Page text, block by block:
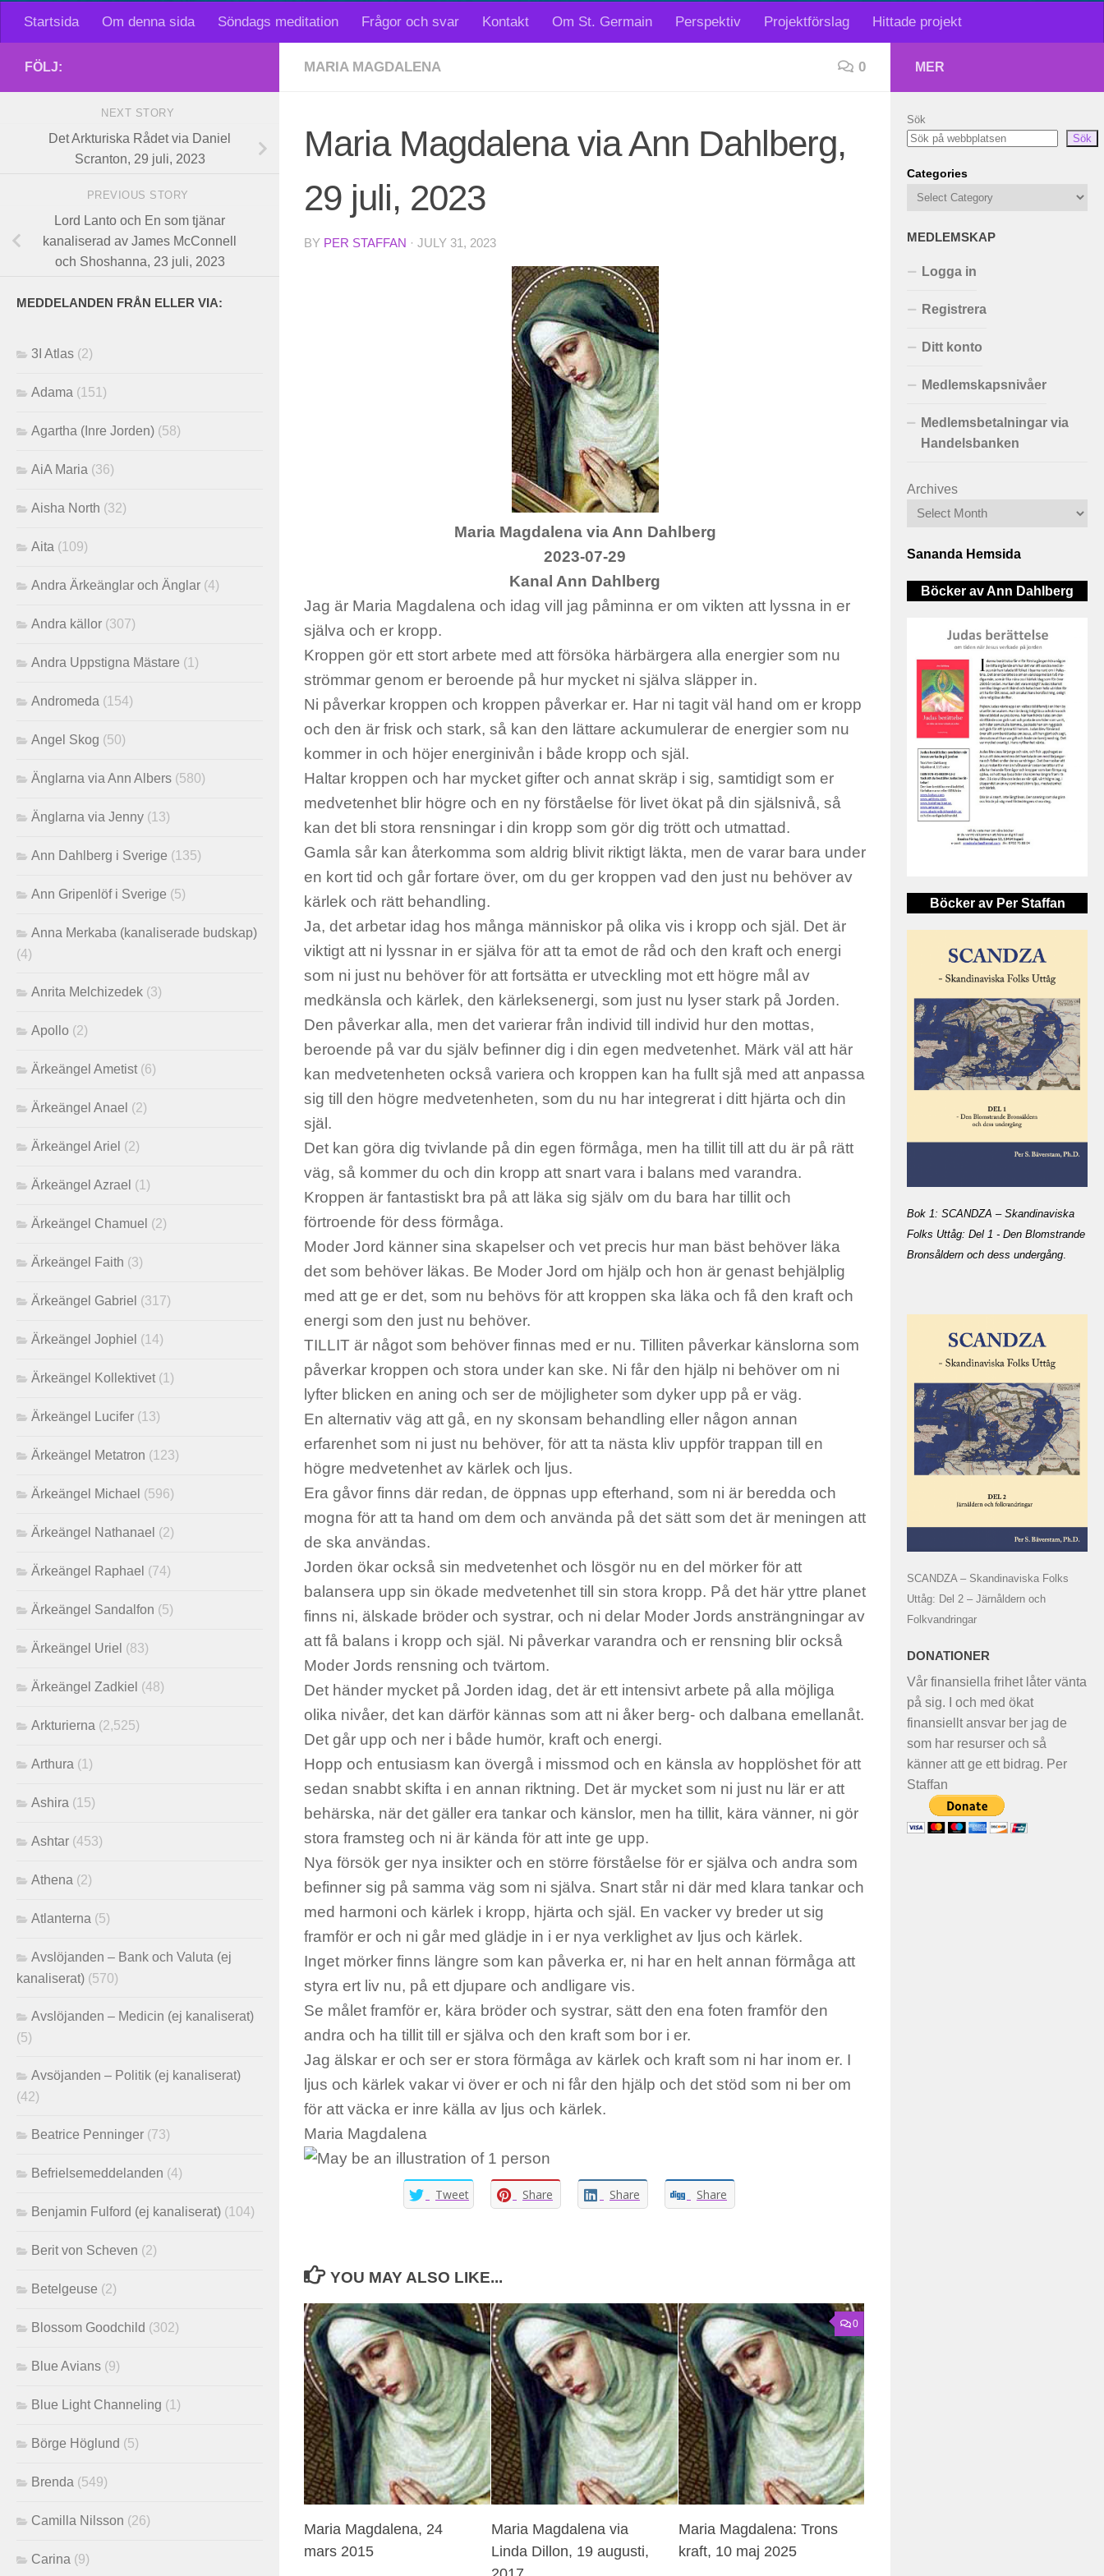
Startsida Om denna sida Söndags meditation Frågor och svar Kontakt Om St. Germain Perspektiv Projektförslag Hittade projekt
MARIA MAGDALENA 0
Maria Magdalena via Ann Dahlberg,
29 juli, 2023
BY PER STAFFAN · JULY 31, 2023
Maria Magdalena via Ann Dahlberg
2023-07-29
Kanal Ann Dahlberg
Jag är Maria Magdalena och idag vill jag påminna er om vikten att lyssna in er
själva och er kropp.
Kroppen gör ett stort arbete med att försöka härbärgera alla energier som nu
strömmar genom er beroende på hur mycket ni själva släpper in.
Ni påverkar kroppen och kroppen påverkar er. Har ni tagit väl hand om er kropp
och den är frisk och stark, så kan den lättare ackumulerar de energier som nu
kommer in och höjer energinivån i både kropp och själ.
Haltar kroppen och har mycket gifter och annat skräp i sig, samtidigt som er
medvetenhet blir högre och en ny förståelse för livet ökat på din själsnivå, så
kan det bli stora rensningar i din kropp som gör dig trött och utmattad.
Gamla sår kan återkomma som aldrig blivit riktigt läkta, men de varar bara under
en kort tid och går fortare över, om du ger kroppen vad den just nu behöver av
kärlek och rätt behandling.
Ja, det arbetar idag hos många människor på olika vis i kropp och själ. Det är
viktigt att ni lyssnar in er själva för att ta emot de råd och den kraft och energi
som ni just nu behöver för att fortsätta er utveckling mot ett högre mål av
medkänsla och kärlek, den kärleksenergi, som just nu lyser stark på Jorden.
Den påverkar alla, men det varierar från individ till individ hur den mottas,
beroende på var du själv befinner dig i din egen medvetenhet. Märk väl att här
kan medvetenheten också variera och kroppen kan ha fullt sjå med att anpassa
sig till den högre medvetenheten, som du nu har integrerat i ditt hjärta och din
själ.
Det kan göra dig tvivlande på din egen förmåga, men ha tillit till att du är på rätt
väg, så kommer du och din kropp att snart vara i balans med varandra.
Kroppen är fantastiskt bra på att läka sig själv om du bara har tillit och
förtroende för dess förmåga.
Moder Jord känner sina skapelser och vet precis hur man bäst behöver läka
det som behöver läkas. Be Moder Jord om hjälp och hon är genast behjälplig
med att ge er det, som nu behövs för att kroppen ska läka och få den kraft och
energi som den just nu behöver.
TILLIT är något som behöver finnas med er nu. Tilliten påverkar känslorna som
påverkar kroppen och stora under kan ske. Ni får den hjälp ni behöver om ni
lyfter blicken en aning och ser de möjligheter som dyker upp på er väg.
En alternativ väg att gå, en ny skonsam behandling eller någon annan
erfarenhet som ni just nu behöver, för att ta nästa kliv uppför trappan till en
högre medvetenhet av kärlek och ljus.
Era gåvor finns där redan, de öppnas upp efterhand, som ni är beredda och
mogna för att ta hand om dem och använda på det sätt som det är meningen att
de ska användas.
Jorden ökar också sin medvetenhet och lösgör nu en del mörker för att
balansera upp sin ökade medvetenhet till sin stora kropp. På det här yttre planet
finns ni, älskade bröder och systrar, och ni delar Moder Jords ansträngningar av
att få balans i kropp och själ. Ni påverkar varandra och er rensning blir också
Moder Jords rensning och tvärtom.
Det händer mycket på Jorden idag, det är ett intensivt arbete på alla möjliga
olika nivåer, det kan därför kännas som att ni åker berg- och dalbana emellanåt.
Det går upp och ner i både humör, kraft och energi.
Hopp och entusiasm kan övergå i missmod och en känsla av hopplöshet för att
sedan snabbt skifta i en annan riktning. Det är mycket som ni just nu lär er att
behärska, när det gäller era tankar och känslor, men ha tillit, kära vänner, ni gör
stora framsteg och ni är kända för att inte ge upp.
Nya försök ger nya insikter och en större förståelse för er själva och andra som
befinner sig på samma väg som ni själva. Snart står ni där med klara tankar och
med harmoni och kärlek i kropp, hjärta och själ. En vacker vy breder ut sig
framför er och ni går med glädje in i er nya verklighet av ljus och kärlek.
Inget mörker finns längre som kan påverka er, ni har en helt annan förmåga att
styra ert liv nu, på ett djupare och andligare vis.
Se målet framför er, kära bröder och systrar, sätt den ena foten framför den
andra och ha tillit till er själva och den kraft som bor i er.
Jag älskar er och ser er stora förmåga av kärlek och kraft som ni har inom er. I
ljus och kärlek vakar vi över er och ni får den hjälp och det stöd som ni ber om
för att väcka er inre källa av ljus och kärlek.
Maria Magdalena
Tweet Share Share Share
YOU MAY ALSO LIKE...
Maria Magdalena, 24
mars 2015
Maria Magdalena via
Linda Dillon, 19 augusti,
0
Maria Magdalena: Trons
kraft, 10 maj 2025
FÖLJ:
NEXT STORY
Det Arkturiska Rådet via Daniel
Scranton, 29 juli, 2023
PREVIOUS STORY
Lord Lanto och En som tjänar
kanaliserad av James McConnell
och Shoshanna, 23 juli, 2023
MEDDELANDEN FRÅN ELLER VIA:
3I Atlas (2)
Adama (151)
Agartha (Inre Jorden) (58)
AiA Maria (36)
Aisha North (32)
Aita (109)
Andra Ärkeänglar och Änglar (4)
Andra källor (307)
Andra Uppstigna Mästare (1)
Andromeda (154)
Angel Skog (50)
Änglarna via Ann Albers (580)
Änglarna via Jenny (13)
Ann Dahlberg i Sverige (135)
Ann Gripenlöf i Sverige (5)
Anna Merkaba (kanaliserade budskap)
(4)
Anrita Melchizedek (3)
Apollo (2)
Ärkeängel Ametist (6)
Ärkeängel Anael (2)
Ärkeängel Ariel (2)
Ärkeängel Azrael (1)
Ärkeängel Chamuel (2)
Ärkeängel Faith (3)
Ärkeängel Gabriel (317)
Ärkeängel Jophiel (14)
Ärkeängel Kollektivet (1)
Ärkeängel Lucifer (13)
Ärkeängel Metatron (123)
Ärkeängel Michael (596)
Ärkeängel Nathanael (2)
Ärkeängel Raphael (74)
Ärkeängel Sandalfon (5)
Ärkeängel Uriel (83)
Ärkeängel Zadkiel (48)
Arkturierna (2,525)
Arthura (1)
Ashira (15)
Ashtar (453)
Athena (2)
Atlanterna (5)
Avslöjanden – Bank och Valuta (ej
kanaliserat) (570)
Avslöjanden – Medicin (ej kanaliserat)
(5)
Avsöjanden – Politik (ej kanaliserat)
(42)
Beatrice Penninger (73)
Befrielsemeddelanden (4)
Benjamin Fulford (ej kanaliserat) (104)
Berit von Scheven (2)
Betelgeuse (2)
Blossom Goodchild (302)
Blue Avians (9)
Blue Light Channeling (1)
Börge Höglund (5)
Brenda (549)
Camilla Nilsson (26)
Carina (9)
MER
Sök
Sök
Categories
MEDLEMSKAP
Logga in
Registrera
Ditt konto
Medlemskapsnivåer
Medlemsbetalningar via
Handelsbanken
Archives
Sananda Hemsida
Böcker av Ann Dahlberg
Böcker av Per Staffan
Bok 1: SCANDZA – Skandinaviska
Folks Uttåg: Del 1 - Den Blomstrande
Bronsåldern och dess undergång.
SCANDZA – Skandinaviska Folks
Uttåg: Del 2 – Järnåldern och
Folkvandringar
DONATIONER
Vår finansiella frihet låter vänta
på sig. I och med ökat
finansiellt ansvar ber jag de
som har resurser och så
känner att ge ett bidrag. Per
Staffan